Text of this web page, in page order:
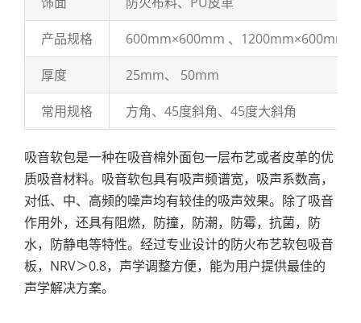
产品规格 600mm×600mm 、1200mm×600mm
厚度 25mm、 50mm
常用规格 方角、45度斜角、45度大斜角
吸音软包是一种在吸音棉外面包一层布艺或者皮革的优
质吸音材料。吸音软包具有吸声频谱宽，吸声系数高，
对低、中、高频的噪声均有较佳的吸声效果。除了吸音
作用外，还具有阻燃，防撞，防潮，防霉，抗菌，防
水，防静电等特性。经过专业设计的防火布艺软包吸音
板，NRV＞0.8，声学调整方便，能为用户提供最佳的
声学解决方案。